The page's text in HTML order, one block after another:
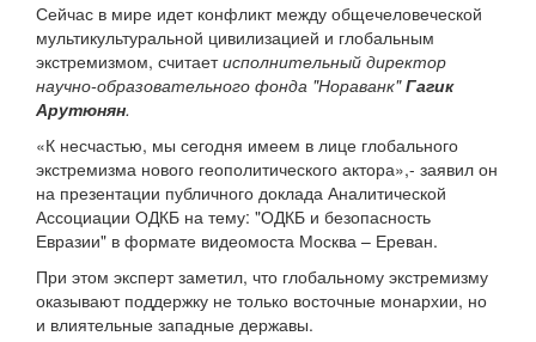
Сейчас в мире идет конфликт между общечеловеческой
мультикультуральной цивилизацией и глобальным
экстремизмом, считаетисполнительный директор
научно-образовательного фонда "Нораванк"Гагик
Арутюнян.
«К несчастью, мы сегодня имеем в лице глобального
экстремизма нового геополитического актора»,- заявил он
на презентации публичного доклада Аналитической
Ассоциации ОДКБ на тему: "ОДКБ и безопасность
Евразии" в формате видеомоста Москва – Ереван.
При этом эксперт заметил, что глобальному экстремизму
оказывают поддержку не только восточные монархии, но
и влиятельные западные державы.